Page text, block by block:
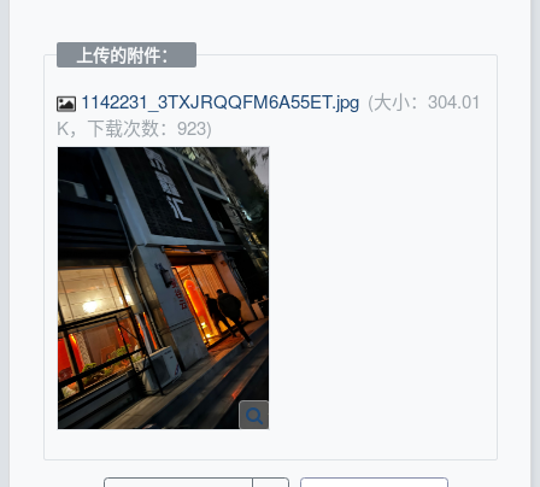
上传的附件：
1142231_3TXJRQQFM6A55ET.jpg (大小：304.01
K，下载次数：923)